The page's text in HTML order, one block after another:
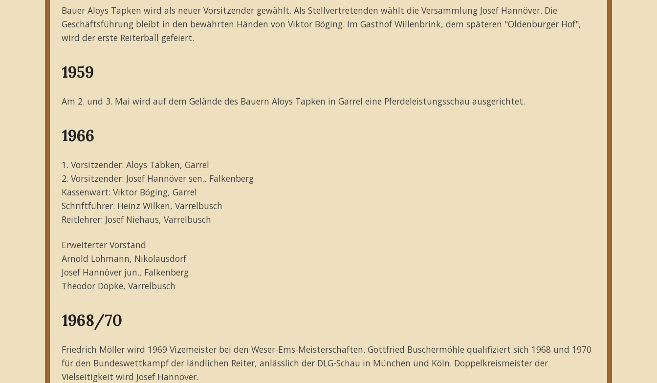
Bauer Aloys Tapken wird als neuer Vorsitzender gewählt. Als Stellvertretenden wählt die Versammlung Josef Hannöver. Die
Geschäftsführung bleibt in den bewährten Händen von Viktor Böging. Im Gasthof Willenbrink, dem späteren "Oldenburger Hof",
wird der erste Reiterball gefeiert.
1959
Am 2. und 3. Mai wird auf dem Gelände des Bauern Aloys Tapken in Garrel eine Pferdeleistungsschau ausgerichtet.
1966
1. Vorsitzender: Aloys Tabken, Garrel
2. Vorsitzender: Josef Hannöver sen., Falkenberg
Kassenwart: Viktor Böging, Garrel
Schriftführer: Heinz Wilken, Varrelbusch
Reitlehrer: Josef Niehaus, Varrelbusch
Erweiterter Vorstand
Arnold Lohmann, Nikolausdorf
Josef Hannöver jun., Falkenberg
Theodor Döpke, Varrelbusch
1968/70
Friedrich Möller wird 1969 Vizemeister bei den Weser-Ems-Meisterschaften. Gottfried Buschermöhle qualifiziert sich 1968 und 1970
für den Bundeswettkampf der ländlichen Reiter, anlässlich der DLG-Schau in München und Köln. Doppelkreismeister der
Vielseitigkeit wird Josef Hannöver.